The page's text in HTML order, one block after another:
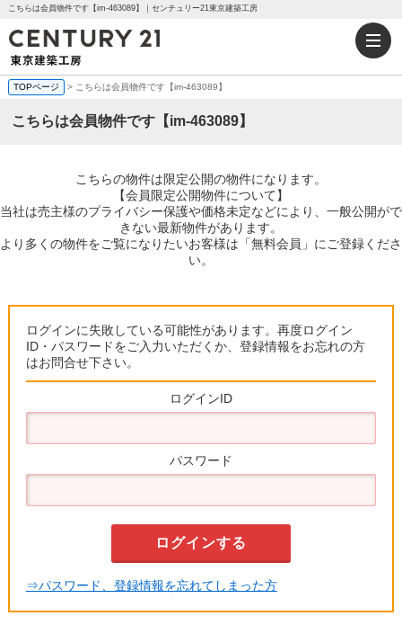
こちらは会員物件です【im-463089】｜センチュリー21東京建築工房
TOPページ > こちらは会員物件です【im-463089】
こちらは会員物件です【im-463089】
こちらの物件は限定公開の物件になります。
【会員限定公開物件について】
当社は売主様のプライバシー保護や価格未定などにより、一般公開がで
きない最新物件があります。
より多くの物件をご覧になりたいお客様は「無料会員」にご登録くださ
い。
ログインに失敗している可能性があります。再度ログイン
ID・パスワードをご入力いただくか、登録情報をお忘れの方
はお問合せ下さい。
ログインID
パスワード
⇒パスワード、登録情報を忘れてしまった方